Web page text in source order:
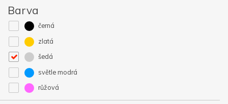
Barva
černá
zlatá
šedá
světle modrá
růžová